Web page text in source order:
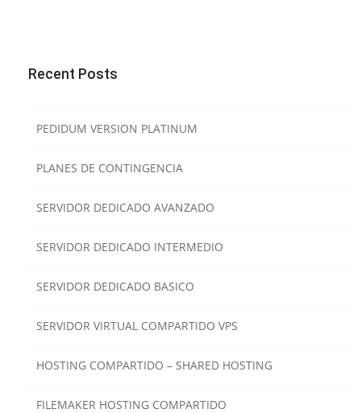
Recent Posts
PEDIDUM VERSION PLATINUM
PLANES DE CONTINGENCIA
SERVIDOR DEDICADO AVANZADO
SERVIDOR DEDICADO INTERMEDIO
SERVIDOR DEDICADO BASICO
SERVIDOR VIRTUAL COMPARTIDO VPS
HOSTING COMPARTIDO – SHARED HOSTING
FILEMAKER HOSTING COMPARTIDO